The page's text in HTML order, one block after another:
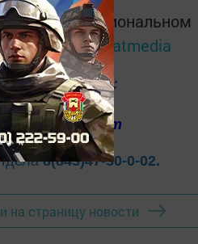
в национальном
max.ru/tatmedia
в соцсетях:
Telegram
8(843)47-30-0-02.
на страницу новости